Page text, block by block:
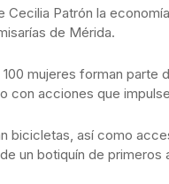
Cecilia Patrón la
de Mérida.
mujeres forman parte
con acciones que
bicicletas, así como
un botiquín de primeros